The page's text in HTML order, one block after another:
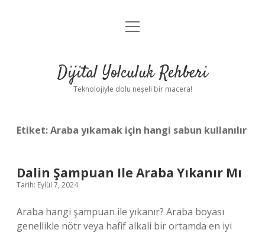
Anasayfa
Yasal Uyarı
menüyü
Dijital Yolculuk Rehberi
Teknolojiyle dolu neşeli bir macera!
Etiket:Araba yıkamak için hangi sabun kullanılır
Dalin Şampuan Ile Araba Yıkanır Mı
Tarih: Eylül 7, 2024
Araba hangi şampuan ile yıkanır? Araba boyası
genellikle nötr veya hafif alkali bir ortamda en iyi